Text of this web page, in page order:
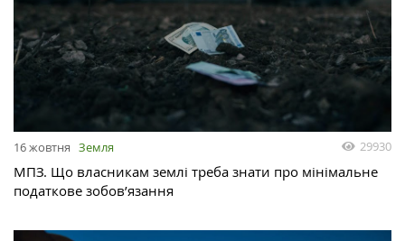
16 жовтня Земля 29930
МПЗ. Що власникам землі треба знати про мінімальне
податкове зобов’язання